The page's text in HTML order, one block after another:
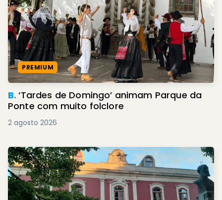
PREMIUM
B.‘Tardes de Domingo’ animam Parque da
Ponte com muito folclore
2 agosto 2026